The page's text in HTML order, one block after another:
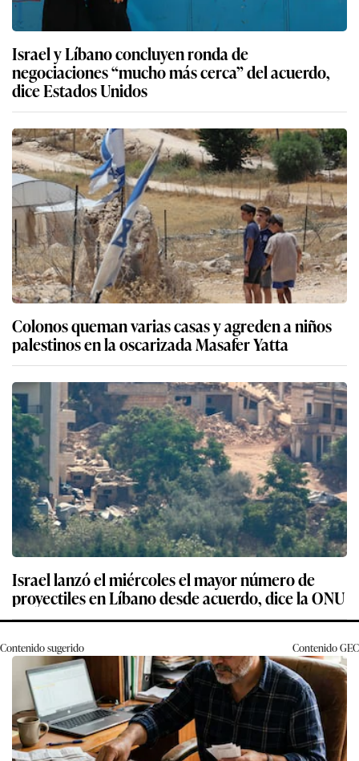
Israel y Líbano concluyen ronda de
negociaciones “mucho más cerca” del acuerdo,
dice Estados Unidos
Colonos queman varias casas y agreden a niños
palestinos en la oscarizada Masafer Yatta
Israel lanzó el miércoles el mayor número de
proyectiles en Líbano desde acuerdo, dice la ONU
Contenido sugerido ContenidoGEC